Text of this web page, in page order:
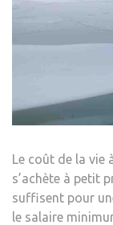
Le coût de la vie
s’achète à petit
suffisent pour
le salaire